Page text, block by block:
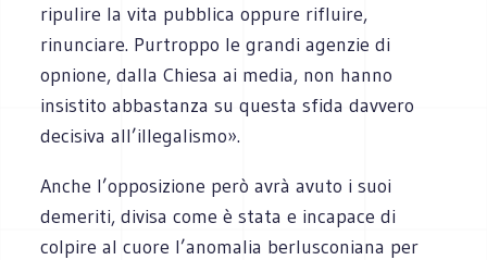
ripulire la vita pubblica oppure rifluire,
rinunciare. Purtroppo le grandi agenzie di
opnione, dalla Chiesa ai media, non hanno
insistito abbastanza su questa sfida davvero
decisiva all’illegalismo».
Anche l’opposizione però avrà avuto i suoi
demeriti, divisa come è stata e incapace di
colpire al cuore l’anomalia berlusconiana per